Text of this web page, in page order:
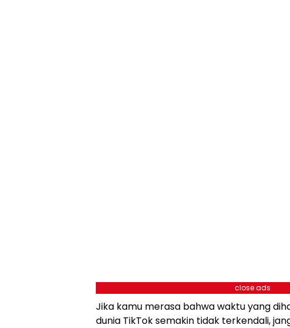
close ads
Jika kamu merasa bahwa waktu yang
dunia TikTok semakin tidak terkendali,